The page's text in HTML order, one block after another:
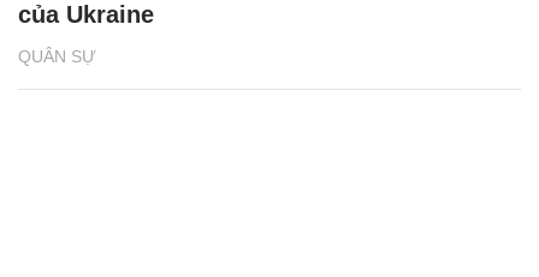
QUÂN SỰ
của Ukraine